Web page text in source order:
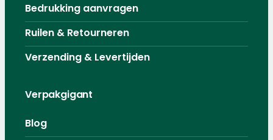
Bedrukking aanvragen
Ruilen & Retourneren
Verzending & Levertijden
Verpakgigant
Blog